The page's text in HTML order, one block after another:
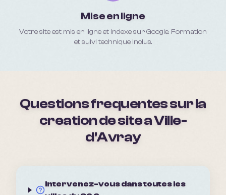
Mise en ligne
Votre site est mis en ligne et indexe sur Google. Formation
et suivi technique inclus.
Questions frequentes sur la
creation de site aVille-
d'Avray
Intervenez-vous dans toutes les